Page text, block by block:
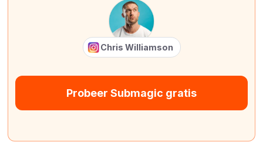
Chris Williamson
Probeer Submagic gratis